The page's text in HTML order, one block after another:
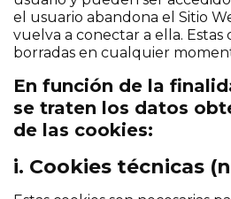
el usuario abandona el Sitio
vuelva a conectar a ella. Estas
borradas en cualquier
En función de la
se traten los datos
de las cookies:
i. Cookies técnicas